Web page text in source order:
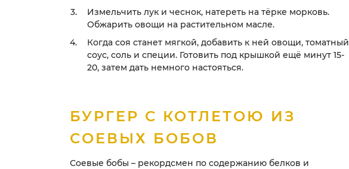
Измельчить лук и чеснок, натереть на тёрке морковь.
Обжарить овощи на растительном масле.
Когда соя станет мягкой, добавить к ней овощи, томатный
соус, соль и специи. Готовить под крышкой ещё минут 15-
20, затем дать немного настояться.
БУРГЕР С КОТЛЕТОЮ ИЗ
СОЕВЫХ БОБОВ
Соевые бобы – рекордсмен по содержанию белков и